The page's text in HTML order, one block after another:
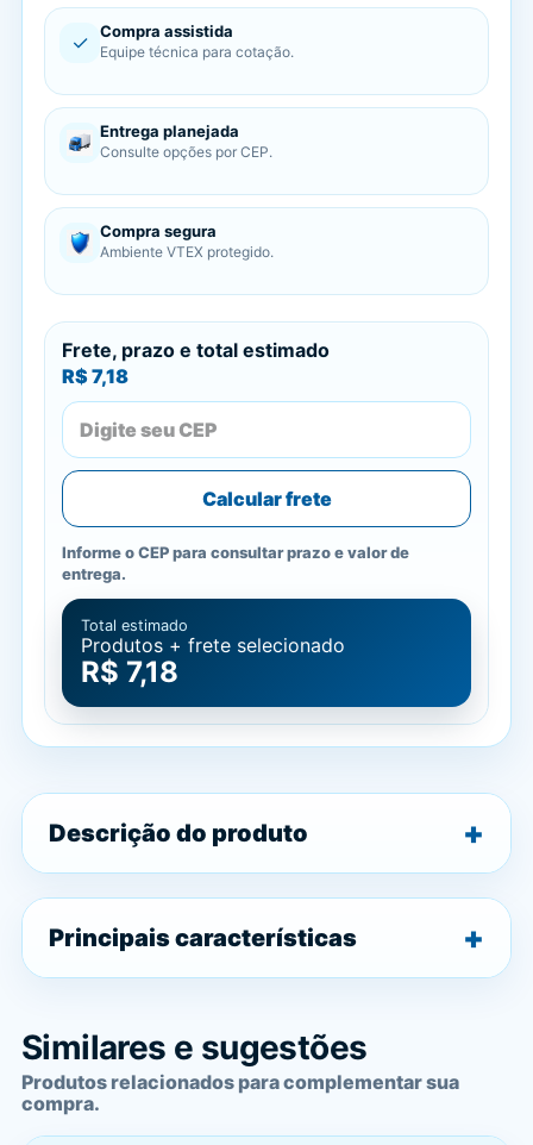
✓ Compra assistida
Equipe técnica para cotação.
Entrega planejada
Consulte opções por CEP.
Compra segura
Ambiente VTEX protegido.
Frete, prazo e total estimado
R$ 7,18
Calcular frete
Informe o CEP para consultar prazo e valor de
entrega.
Total estimado
Produtos + frete selecionado
R$ 7,18
Descrição do produto
Principais características
Similares e sugestões
Produtos relacionados para complementar sua
compra.